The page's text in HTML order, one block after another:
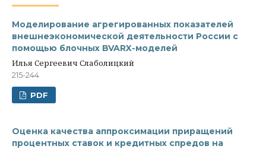
Моделирование агрегированных показателей
внешнеэкономической деятельности России с
помощью блочных BVARX-моделей
Илья Сергеевич Слаболицкий
215-244
PDF
Оценка качества аппроксимации приращений
процентных ставок и кредитных спредов на